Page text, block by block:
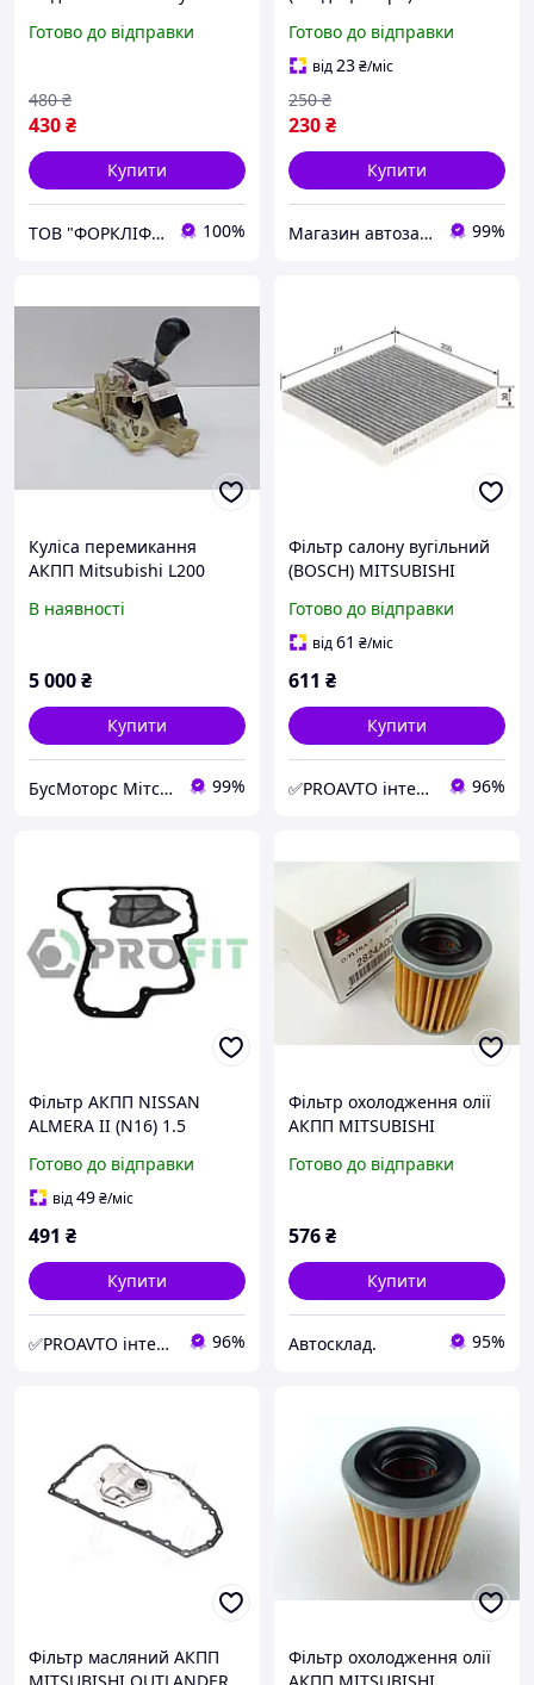
FD/FG10-35(A)N, FB15-35K
9137523600
Готово до відправки
430₴
480 ₴
Купити
ТОВ "ФОРКЛІФТ-СПЕЦТЕХ" 100%
Міцубісі Лансер 10
Готово до відправки
від23₴/міс
230₴
250 ₴
Купити
Магазин автозапчастин - Levoparts 99%
Куліса перемикання
АКПП Mitsubishi L200
2400A483
В наявності
5 000₴
Купити
БусМоторс Мітсубіші 99%
Фільтр салону вугільний
(BOSCH) MITSUBISHI
1.5 2007.03 - BO
1987432416
Готово до відправки
від61 ₴/міс
611 ₴
Купити
✅PROAVTO інтернет-магазин автозапчастин 96%
Фільтр АКПП NISSAN
ALMERA II (N16) 1.5
Готово до відправки
від49₴/міс
491 ₴
Купити
✅PROAVTO інтернет-магазин автозапчастин 96%
Фільтр охолодження олії
АКПП MITSUBISHI
Готово до відправки
576₴
Купити
Автосклад. 95%
Фільтр масляний АКПП
Фільтр охолодження олії